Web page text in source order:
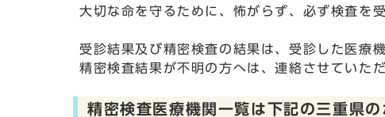
大切な命を守るために、怖がらず、必ず検査を
受診結果及び精密検査の結果は、受診した医
精密検査結果が不明の方へは、連絡させていた
精密検査医療機関一覧は下記の三重県